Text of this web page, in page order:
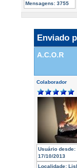
Mensagens: 3755
Enviado
A.C.O.R
Colaborador
Usuário desde:
17/10/2013
Localidade: